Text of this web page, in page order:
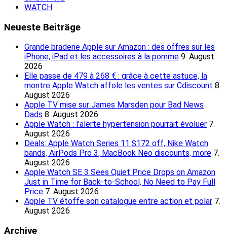
WATCH
Neueste Beiträge
Grande braderie Apple sur Amazon : des offres sur les
iPhone, iPad et les accessoires à la pomme 9. August
2026
Elle passe de 479 à 268 € : grâce à cette astuce, la
montre Apple Watch affole les ventes sur Cdiscount 8.
August 2026
Apple TV mise sur James Marsden pour Bad News
Dads 8. August 2026
Apple Watch : l’alerte hypertension pourrait évoluer 7.
August 2026
Deals: Apple Watch Series 11 $172 off, Nike Watch
bands, AirPods Pro 3, MacBook Neo discounts, more 7.
August 2026
Apple Watch SE 3 Sees Quiet Price Drops on Amazon
Just in Time for Back-to-School, No Need to Pay Full
Price 7. August 2026
Apple TV étoffe son catalogue entre action et polar 7.
August 2026
Archive